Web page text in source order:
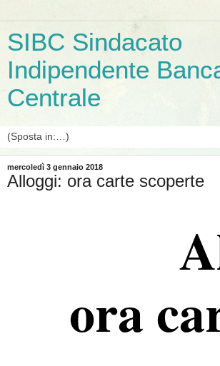
SIBC Sindacato
Indipendente
Centrale
mercoledì 3 gennaio 2018
Alloggi: ora carte scoperte
ora